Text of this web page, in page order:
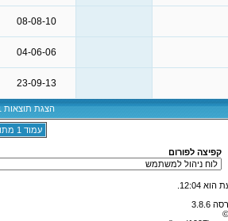
08-08-10
04-06-06
23-09-13
הצגת תוצאות 1 של 30 מתוך 57
עמוד 1 מתוך 2
קפיצה לפורום
12:04